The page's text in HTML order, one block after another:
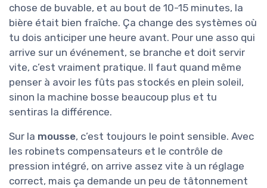
chose de buvable, et au bout de 10-15 minutes, la
bière était bien fraîche. Ça change des systèmes où
tu dois anticiper une heure avant. Pour une asso qui
arrive sur un événement, se branche et doit servir
vite, c’est vraiment pratique. Il faut quand même
penser à avoir les fûts pas stockés en plein soleil,
sinon la machine bosse beaucoup plus et tu
sentiras la différence.
Sur la mousse, c’est toujours le point sensible. Avec
les robinets compensateurs et le contrôle de
pression intégré, on arrive assez vite à un réglage
correct, mais ça demande un peu de tâtonnement